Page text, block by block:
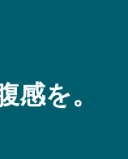
感を。